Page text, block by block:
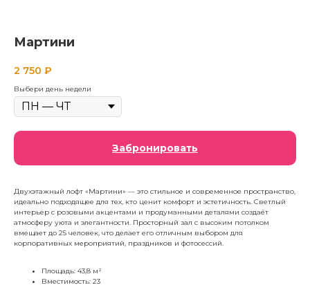
Мартини
2 750 ₽
Выбери день недели
Забронировать
Двухэтажный лофт «Мартини» — это стильное и современное пространство,
идеально подходящее для тех, кто ценит комфорт и эстетичность. Светлый
интерьер с розовыми акцентами и продуманными деталями создаёт
атмосферу уюта и элегантности. Просторный зал с высоким потолком
вмещает до 25 человек, что делает его отличным выбором для
корпоративных мероприятий, праздников и фотосессий.
Площадь: 43,8 м²
Вместимость: 23